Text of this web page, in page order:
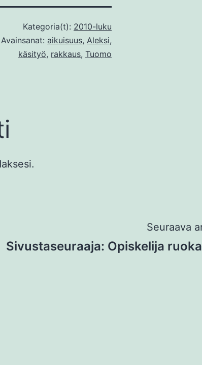
Kategoria(t): 2010-luku
Avainsanat: aikuisuus, Aleksi,
käsityö, rakkaus, Tuomo
Seuraava
Sivustaseuraaja: Opiskelija